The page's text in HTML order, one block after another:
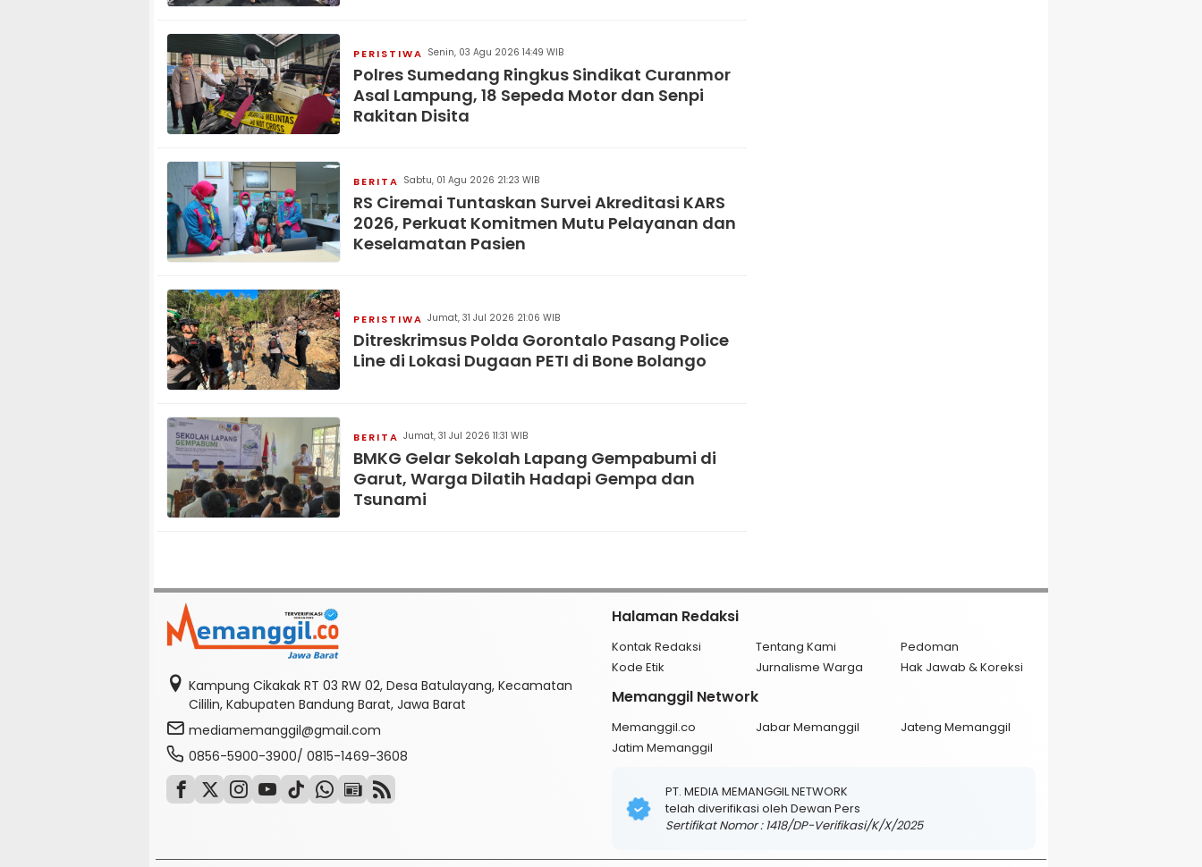
PERISTIWA Senin, 03 Agu 2026 14:49 WIB
Polres Sumedang Ringkus Sindikat Curanmor
Asal Lampung, 18 Sepeda Motor dan Senpi
Rakitan Disita
BERITA Sabtu, 01 Agu 2026 21:23 WIB
RS Ciremai Tuntaskan Survei Akreditasi KARS
2026, Perkuat Komitmen Mutu Pelayanan dan
Keselamatan Pasien
PERISTIWA Jumat, 31 Jul 2026 21:06 WIB
Ditreskrimsus Polda Gorontalo Pasang Police
Line di Lokasi Dugaan PETI di Bone Bolango
BERITA Jumat, 31 Jul 2026 11:31 WIB
BMKG Gelar Sekolah Lapang Gempabumi di
Garut, Warga Dilatih Hadapi Gempa dan
Tsunami
Kampung Cikakak RT 03 RW 02, Desa Batulayang, Kecamatan
Cililin, Kabupaten Bandung Barat, Jawa Barat
mediamemanggil@gmail.com
0856-5900-3900/ 0815-1469-3608
Halaman Redaksi
Kontak Redaksi Tentang Kami
Pedoman
Kode Etik
Jurnalisme Warga Hak Jawab & Koreksi
Memanggil Network
Memanggil.co Jabar Memanggil
Jateng Memanggil
Jatim Memanggil
PT. MEDIA MEMANGGIL NETWORK
telah diverifikasi oleh Dewan Pers
Sertifikat Nomor : 1418/DP-Verifikasi/K/X/2025